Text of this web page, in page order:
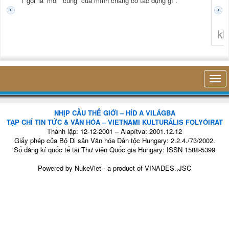
NHỊP CẦU THẾ GIỚI – HÍD A VILÁGBA
TẠP CHÍ TIN TỨC & VĂN HÓA – VIETNAMI KULTURÁLIS FOLYÓIRAT
Thành lập: 12-12-2001 – Alapítva: 2001.12.12
Giấy phép của Bộ Di sản Văn hóa Dân tộc Hungary: 2.2.4./73/2002.
Số đăng kí quốc tế tại Thư viện Quốc gia Hungary: ISSN 1588-5399
Powered by NukeViet - a product of VINADES.,JSC